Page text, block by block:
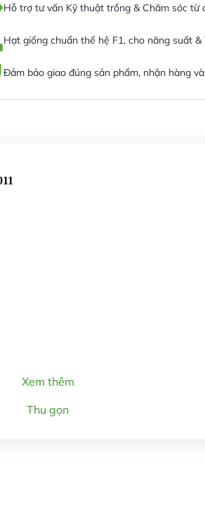
Hỗ trợ tư vấn Kỹ thuật trồng & Chăm sóc từ
Hạt giống chuẩn thế hệ F1, cho năng suất &
Đảm bảo giao đúng sản phẩm, nhận hàng
Xem thêm
Thu gọn